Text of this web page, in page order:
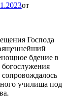
от
Господа
бдение в
училища под